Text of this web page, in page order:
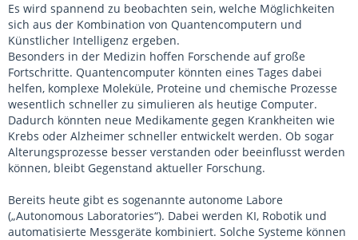
Es wird spannend zu beobachten sein, welche Möglichkeiten
sich aus der Kombination von Quantencomputern und
Künstlicher Intelligenz ergeben.
Besonders in der Medizin hoffen Forschende auf große
Fortschritte. Quantencomputer könnten eines Tages dabei
helfen, komplexe Moleküle, Proteine und chemische Prozesse
wesentlich schneller zu simulieren als heutige Computer.
Dadurch könnten neue Medikamente gegen Krankheiten wie
Krebs oder Alzheimer schneller entwickelt werden. Ob sogar
Alterungsprozesse besser verstanden oder beeinflusst werden
können, bleibt Gegenstand aktueller Forschung.
Bereits heute gibt es sogenannte autonome Labore
(„Autonomous Laboratories“). Dabei werden KI, Robotik und
automatisierte Messgeräte kombiniert. Solche Systeme können